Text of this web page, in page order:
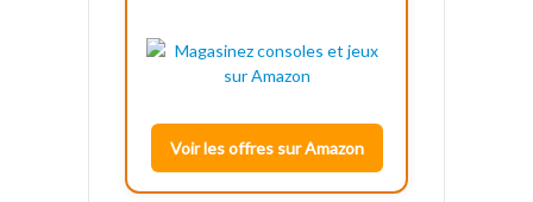
Voir les offres sur Amazon